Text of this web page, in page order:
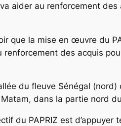
aider au renforcement
que la mise en œuvre du
des acquis
du fleuve Sénégal
dans la partie nord
du PAPRIZ est